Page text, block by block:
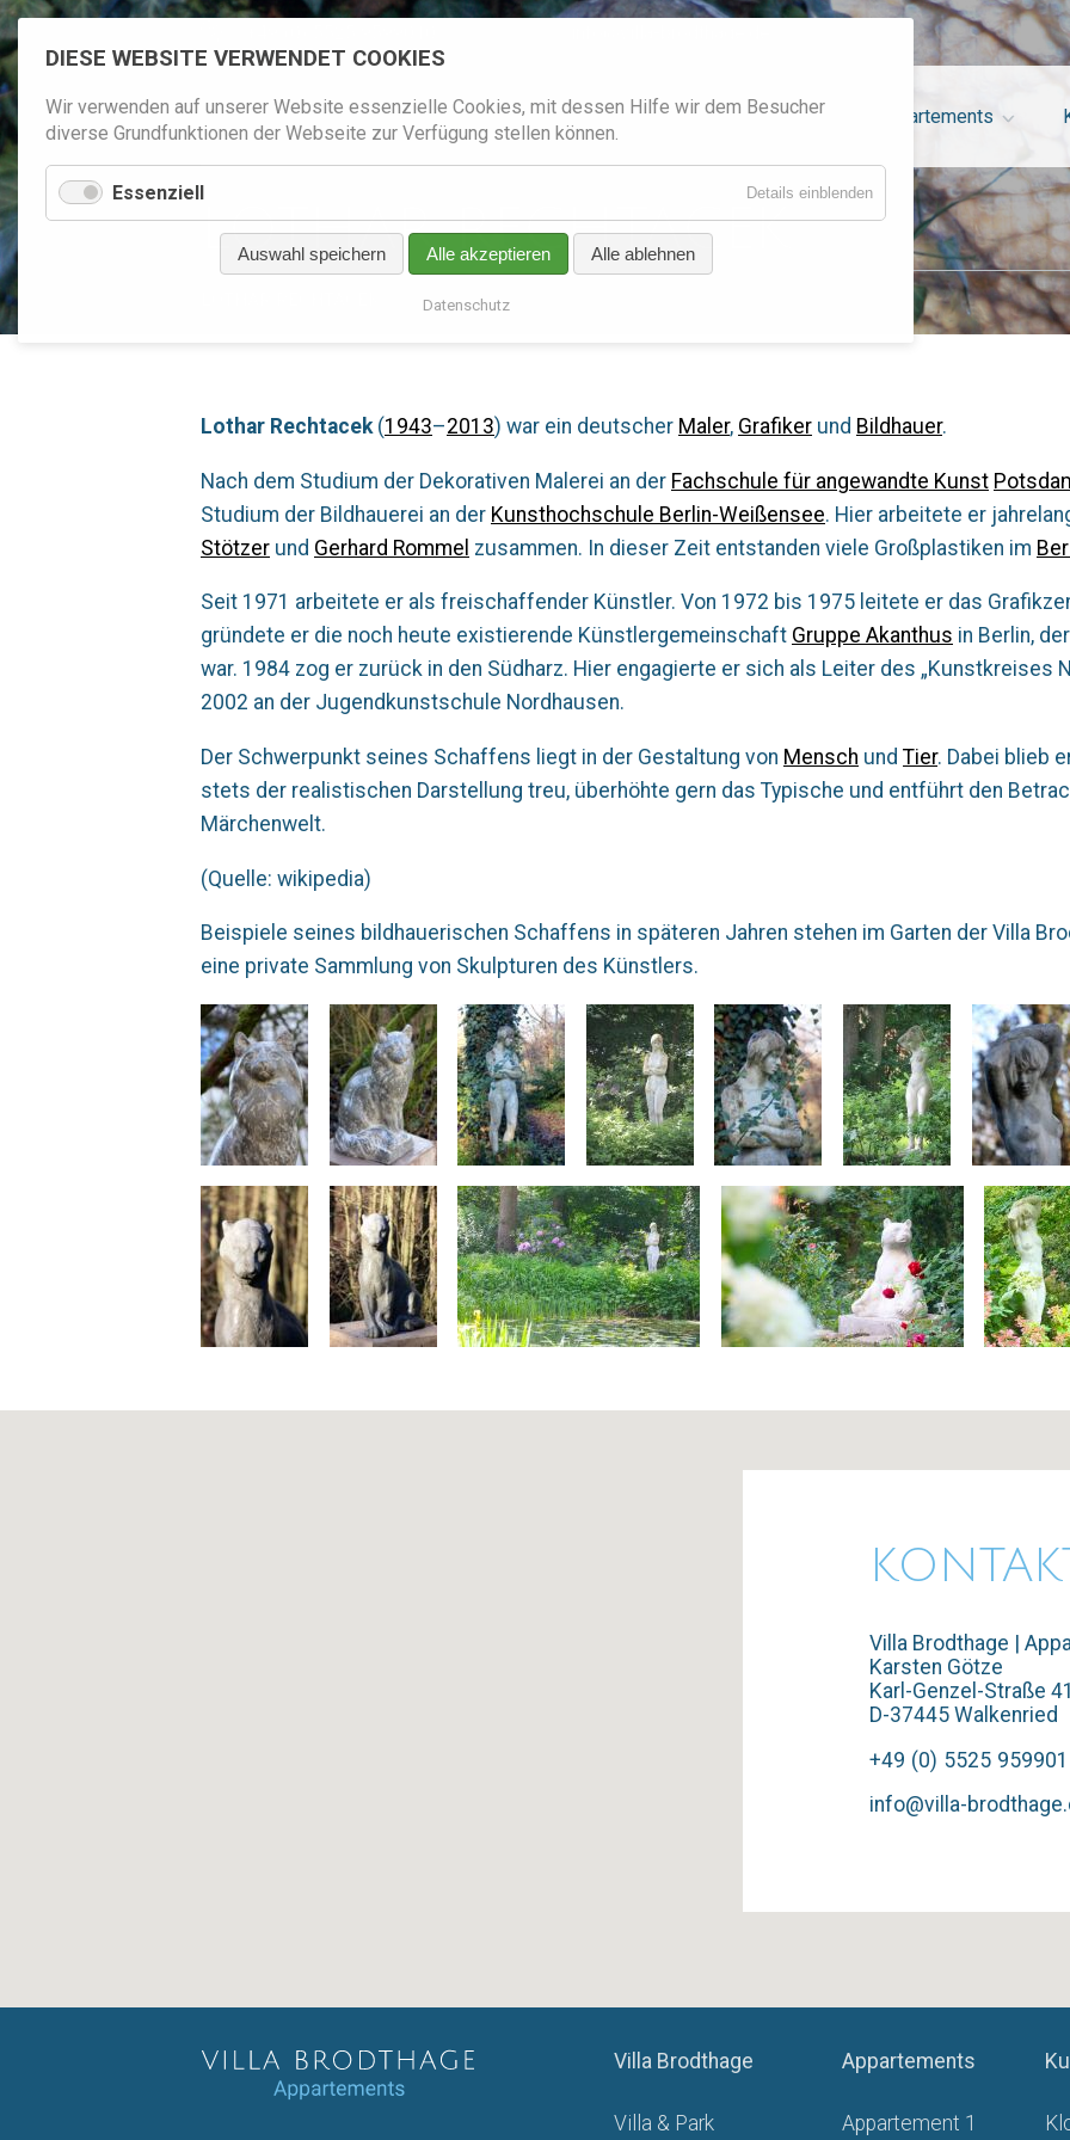
DIESE WEBSITE VERWENDET COOKIES
Wir verwenden auf unserer Website essenzielle Cookies, mit dessen Hilfe wir dem Besucher
diverse Grundfunktionen der Webseite zur Verfügung stellen können.
Essenziell Details einblendenfür
Essenziell
Auswahl speichern Alle akzeptieren Alle ablehnen
Datenschutz
Navigation
Villa Brodthage Appartements
LOTHAR RECHTACEK
LOTHAR RECHTACEK
Lothar Rechtacek(1943–2013) war ein deutscher Maler, Grafiker und Bildhauer.
Nach dem Studium der Dekorativen Malerei an der Fachschule für angewandte Kunst
Studium der Bildhauerei an der Kunsthochschule Berlin-Weißensee. Hier arbeitete er
Stötzer und Gerhard Rommel zusammen. In dieser Zeit entstanden viele Großplastiken im
Seit 1971 arbeitete er als freischaffender Künstler. Von 1972 bis 1975 leitete er das
gründete er die noch heute existierende Künstlergemeinschaft Gruppe Akanthus in Berlin,
war. 1984 zog er zurück in den Südharz. Hier engagierte er sich als Leiter des „Kunstkreises
2002 an der Jugendkunstschule Nordhausen.
Der Schwerpunkt seines Schaffens liegt in der Gestaltung von Mensch und Tier. Dabei blieb
stets der realistischen Darstellung treu, überhöhte gern das Typische und entführt den
Märchenwelt.
(Quelle: wikipedia)
Beispiele seines bildhauerischen Schaffens in späteren Jahren stehen im Garten der Villa
eine private Sammlung von Skulpturen des Künstlers.
Villa Brodthage |
Karsten Götze
Karl-Genzel-Straße
D-37445 Walkenried
+49 (0) 5525
info@villa-
Villa Brodthage
Villa & Park
Appartements
Appartement 1